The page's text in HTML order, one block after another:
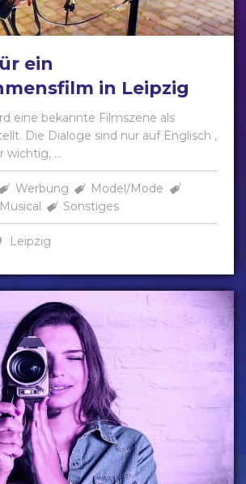
ein
in Leipzig
eine bekannte Filmszene als
Die Dialoge sind nur auf Englisch ,
wichtig, ...
Werbung
Model/Mode
Musical Sonstiges
Leipzig